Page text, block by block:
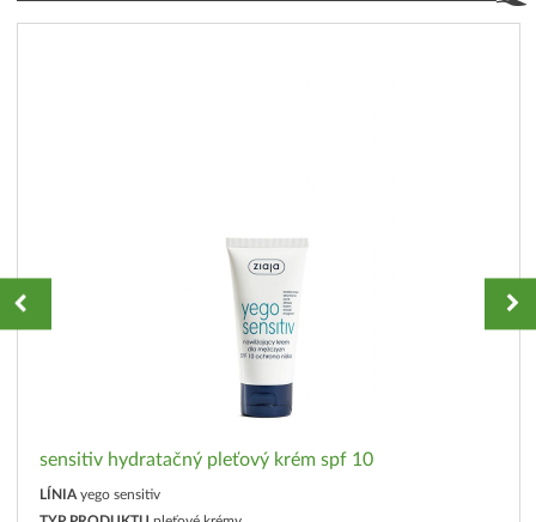
sensitiv hydratačný pleťový krém spf 10
LÍNIA yego sensitiv